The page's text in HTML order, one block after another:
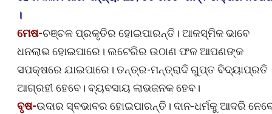
।
ମେଷ-ଚଞ୍ଚଳ ପ୍ରକୃତିର ହୋଇପାରନ୍ତି। ଆକସ୍ମିକ ଭାବେ
ଧନଲାଭ ହୋଇପାରେ। ଲଟେରିର ଉଠାଣ ଫଳ ଆପଣଙ୍କ
ସପକ୍ଷରେ ଯାଇପାରେ। ତନ୍ତ୍ର-ମନ୍ତ୍ରାଦି ଗୁପ୍ତ ବିଦ୍ୟାପ୍ରତି
ଆଗ୍ରହୀ ହେବେ। ବ୍ୟବସାୟ ଲାଭଜନକ ହେବ।
ବୃଷ-ଉଦାର ସ୍ବଭାବର ହୋଇପାରନ୍ତି। ଦାନ-ଧର୍ମକୁ ଆଦରି